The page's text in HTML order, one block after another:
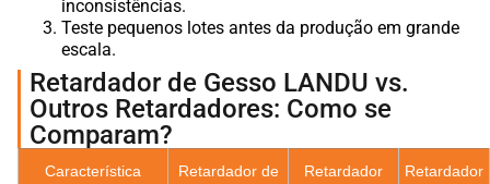
inconsistências.
Teste pequenos lotes antes da produção em grande
escala.
Retardador de Gesso LANDU vs.
Outros Retardadores: Como se
Comparam?
Característica
Retardador de
Retardador
Retardador